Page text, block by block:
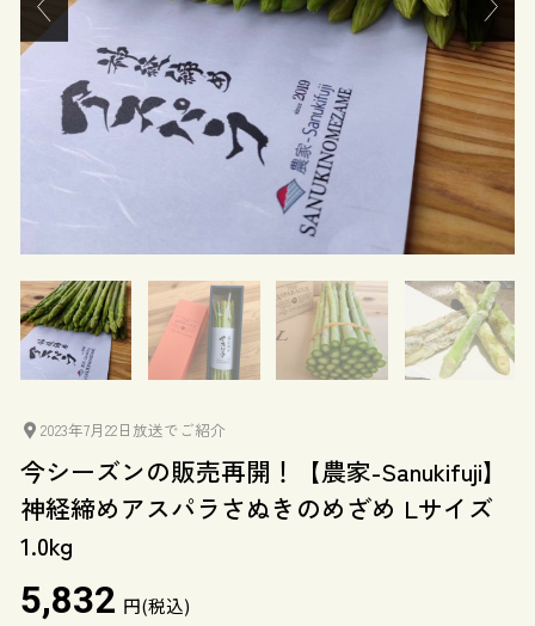
2023年7月22日放送でご紹介
今シーズンの販売再開！【農家-Sanukifuji】
神経締めアスパラさぬきのめざめ Lサイズ
1.0kg
5,832 円(税込)